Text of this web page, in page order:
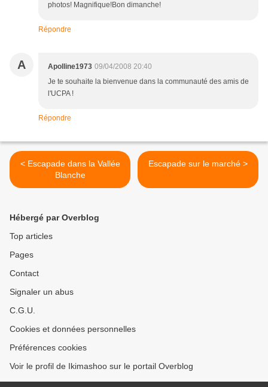
photos! Magnifique!Bon dimanche!
Répondre
A Apolline1973 09/04/2008 20:40
Je te souhaite la bienvenue dans la communauté des amis de
l'UCPA !
Répondre
< Escapade dans la Vallée
Blanche
Escapade sur le marché >
Hébergé par Overblog
Top articles
Pages
Contact
Signaler un abus
C.G.U.
Cookies et données personnelles
Préférences cookies
Voir le profil de Ikimashoo sur le portail Overblog